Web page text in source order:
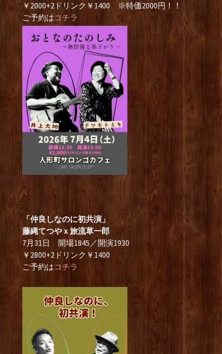
￥2000+2ドリンク￥1400 ※特価2000円！！
ご予約はコチラ
「仲良しなのに初共演」
藤縄てつやｘ旅流草一郎
7月31日 開場1845／開演1930
￥2800+2ドリンク￥1400
ご予約はコチラ